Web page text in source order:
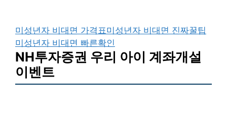
미성년자 비대면 가격표미성년자 비대면 진짜꿀팁
미성년자 비대면 빠른확인
NH투자증권 우리 아이 계좌개설
이벤트